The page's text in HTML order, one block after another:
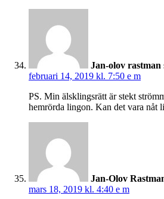
Jan-olov rastman
februari 14, 2019 kl. 7:50 e m
PS. Min älsklingsrätt är stekt
hemrörda lingon. Kan det vara nåt
Jan-Olov
mars 18, 2019 kl. 4:40 e m